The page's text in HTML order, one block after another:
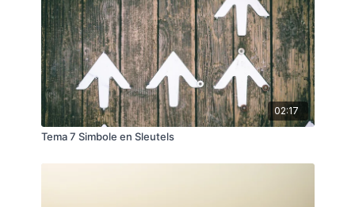
02:17
Tema 7 Simbole en Sleutels